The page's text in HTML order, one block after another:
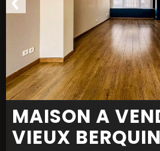
MAISON A
VIEUX BERQUIN